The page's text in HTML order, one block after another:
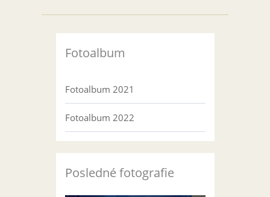
Fotoalbum
Fotoalbum 2021
Fotoalbum 2022
Posledné fotografie